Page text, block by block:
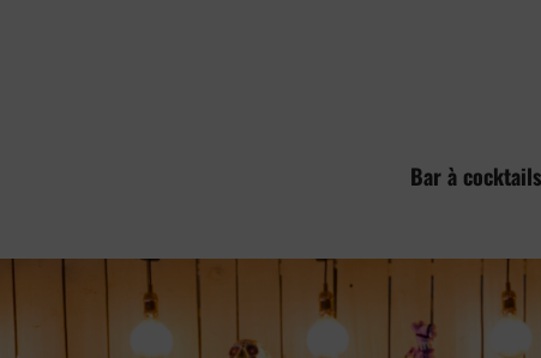
Bar à cocktails